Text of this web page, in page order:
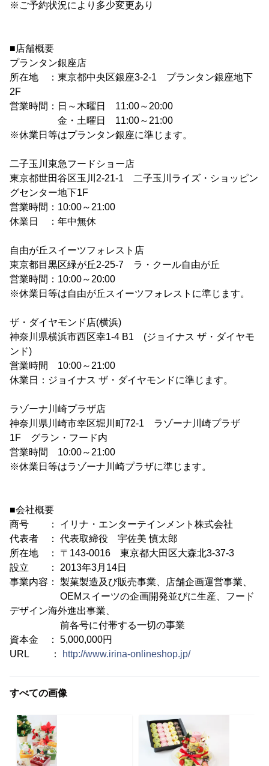
※ご予約状況により多少変更あり
■店舗概要
プランタン銀座店
所在地 ：東京都中央区銀座3-2-1 プランタン銀座地下
2F
営業時間：日～木曜日 11:00～20:00
金・土曜日 11:00～21:00
※休業日等はプランタン銀座に準じます。
二子玉川東急フードショー店
東京都世田谷区玉川2-21-1 二子玉川ライズ・ショッピン
グセンター地下1F
営業時間：10:00～21:00
休業日 ：年中無休
自由が丘スイーツフォレスト店
東京都目黒区緑が丘2-25-7 ラ・クール自由が丘
営業時間：10:00～20:00
※休業日等は自由が丘スイーツフォレストに準じます。
ザ・ダイヤモンド店(横浜)
神奈川県横浜市西区幸1-4 B1 (ジョイナス ザ・ダイヤモ
ンド)
営業時間 10:00～21:00
休業日：ジョイナス ザ・ダイヤモンドに準じます。
ラゾーナ川崎プラザ店
神奈川県川崎市幸区堀川町72-1 ラゾーナ川崎プラザ
1F グラン・フード内
営業時間 10:00～21:00
※休業日等はラゾーナ川崎プラザに準じます。
■会社概要
商号 ： イリナ・エンターテインメント株式会社
代表者 ： 代表取締役 宇佐美 慎太郎
所在地 ： 〒143-0016 東京都大田区大森北3-37-3
設立 ： 2013年3月14日
事業内容： 製菓製造及び販売事業、店舗企画運営事業、
OEMスイーツの企画開発並びに生産、フード
デザイン海外進出事業、
前各号に付帯する一切の事業
資本金 ： 5,000,000円
URL ：
http://www.irina-onlineshop.jp/
すべての画像